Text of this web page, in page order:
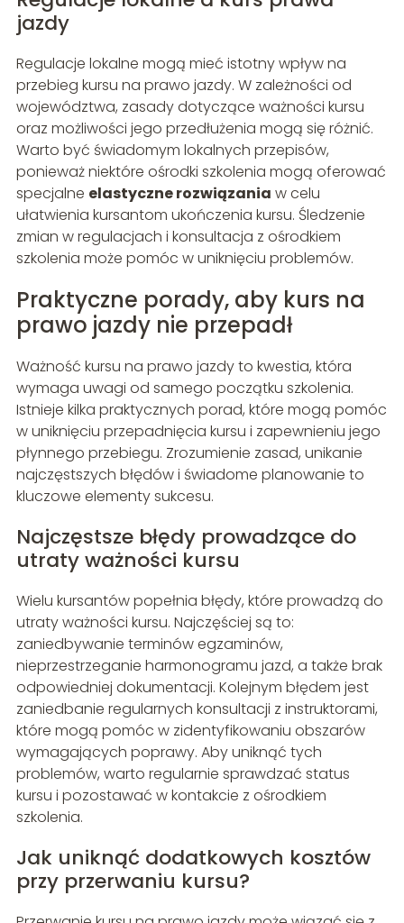
jazdy
Regulacje lokalne mogą mieć istotny wpływ na
przebieg kursu na prawo jazdy. W zależności od
województwa, zasady dotyczące ważności kursu
oraz możliwości jego przedłużenia mogą się różnić.
Warto być świadomym lokalnych przepisów,
ponieważ niektóre ośrodki szkolenia mogą oferować
specjalne elastyczne rozwiązania w celu
ułatwienia kursantom ukończenia kursu. Śledzenie
zmian w regulacjach i konsultacja z ośrodkiem
szkolenia może pomóc w uniknięciu problemów.
Praktyczne porady, aby kurs na
prawo jazdy nie przepadł
Ważność kursu na prawo jazdy to kwestia, która
wymaga uwagi od samego początku szkolenia.
Istnieje kilka praktycznych porad, które mogą pomóc
w uniknięciu przepadnięcia kursu i zapewnieniu jego
płynnego przebiegu. Zrozumienie zasad, unikanie
najczęstszych błędów i świadome planowanie to
kluczowe elementy sukcesu.
Najczęstsze błędy prowadzące do
utraty ważności kursu
Wielu kursantów popełnia błędy, które prowadzą do
utraty ważności kursu. Najczęściej są to:
zaniedbywanie terminów egzaminów,
nieprzestrzeganie harmonogramu jazd, a także brak
odpowiedniej dokumentacji. Kolejnym błędem jest
zaniedbanie regularnych konsultacji z instruktorami,
które mogą pomóc w zidentyfikowaniu obszarów
wymagających poprawy. Aby uniknąć tych
problemów, warto regularnie sprawdzać status
kursu i pozostawać w kontakcie z ośrodkiem
szkolenia.
Jak uniknąć dodatkowych kosztów
przy przerwaniu kursu?